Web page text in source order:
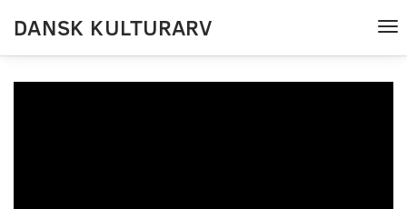
DANSK KULTURARV